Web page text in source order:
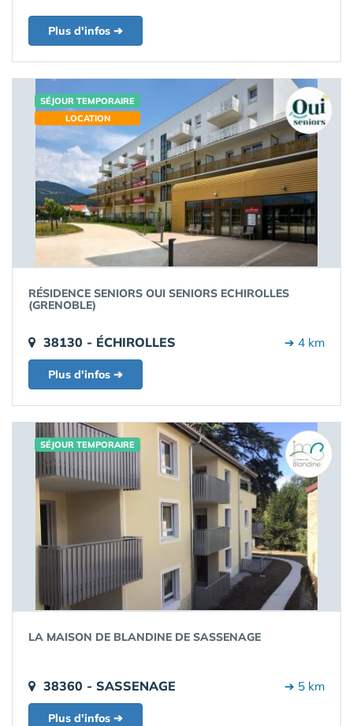
Plus d'infos ➔
SÉJOUR TEMPORAIRE
LOCATION
RÉSIDENCE SENIORS OUI SENIORS ECHIROLLES
(GRENOBLE)
38130 - ÉCHIROLLES ➔ 4 km
Plus d'infos ➔
SÉJOUR TEMPORAIRE
LA MAISON DE BLANDINE DE SASSENAGE
38360 - SASSENAGE ➔ 5 km
Plus d'infos ➔